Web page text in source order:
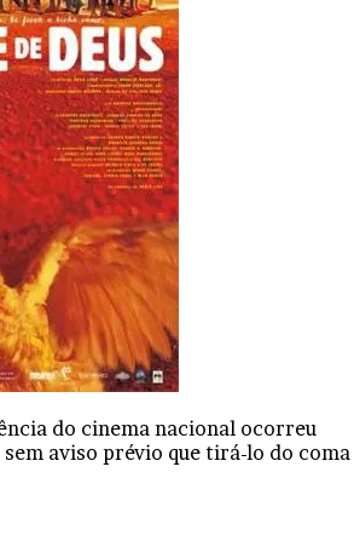
do cinema nacional ocorreu
aviso prévio que tirá-lo do coma